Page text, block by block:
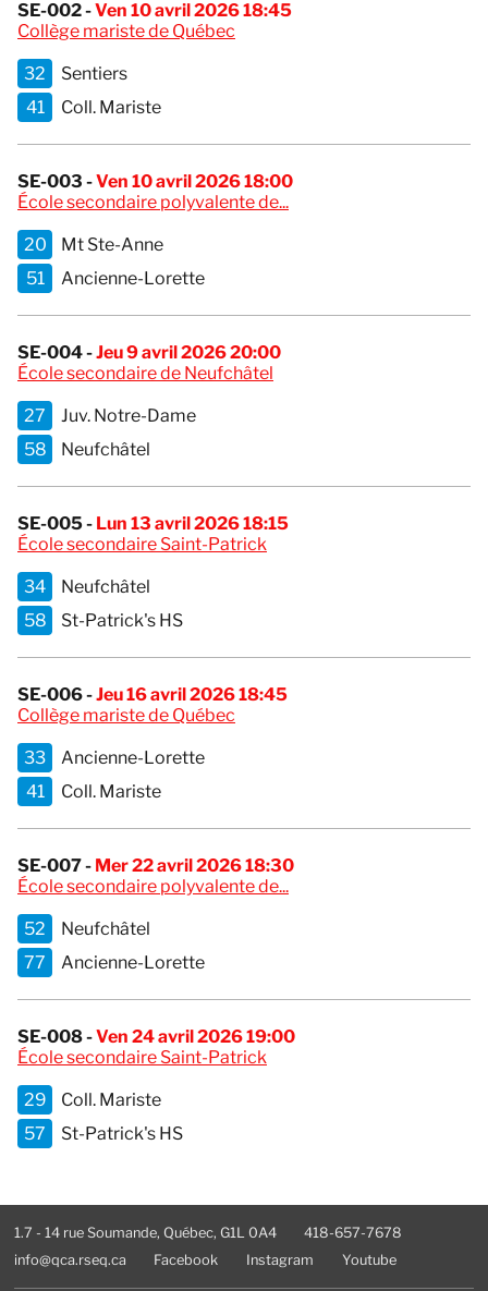
SE-002 -Ven 10 avril 2026 18:45
Collège mariste de Québec
32
Sentiers
41
Coll. Mariste
SE-003 -Ven 10 avril 2026 18:00
École secondaire polyvalente de...
20
Mt Ste-Anne
51
Ancienne-Lorette
SE-004 -Jeu 9 avril 2026 20:00
École secondaire de Neufchâtel
27
Juv. Notre-Dame
58
Neufchâtel
SE-005 - Lun 13 avril 2026 18:15
École secondaire Saint-Patrick
34
Neufchâtel
58
St-Patrick's HS
SE-006 -Jeu 16 avril 2026 18:45
Collège mariste de Québec
33
Ancienne-Lorette
41
Coll. Mariste
SE-007 - Mer 22 avril 2026 18:30
École secondaire polyvalente de...
52
Neufchâtel
77
Ancienne-Lorette
SE-008 -Ven 24 avril 2026 19:00
École secondaire Saint-Patrick
29
Coll. Mariste
57
St-Patrick's HS
1.7 - 14 rue Soumande, Québec, G1L 0A4
418-657-7678
info@qca.rseq.ca
Facebook Instagram Youtube